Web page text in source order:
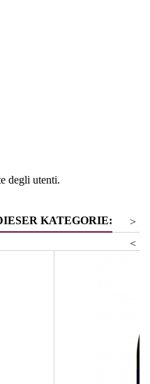
degli utenti.
KATEGORIE:
>
<